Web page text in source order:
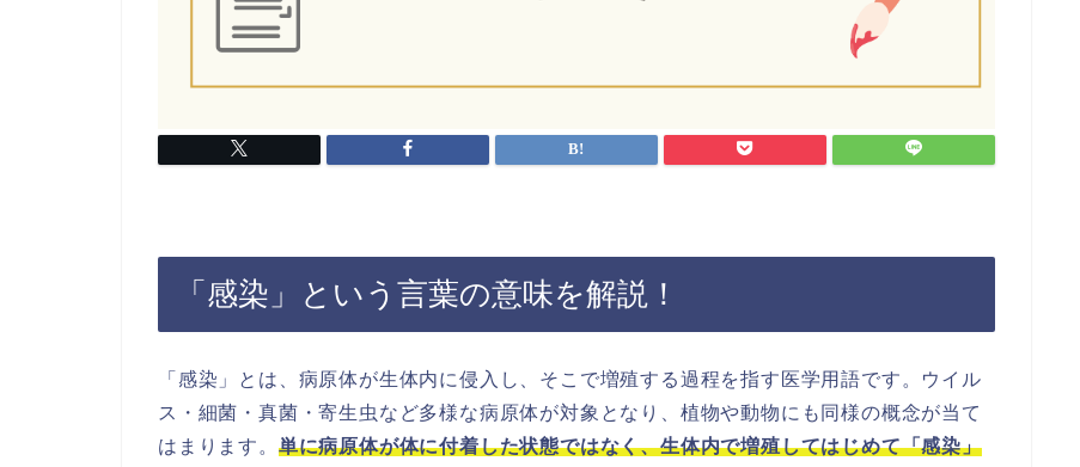
「感染」という言葉の意味を解説！
「感染」とは、病原体が生体内に侵入し、そこで増殖する過程を指す医学用語です。ウイル
ス・細菌・真菌・寄生虫など多様な病原体が対象となり、植物や動物にも同様の概念が当て
はまります。 単に病原体が体に付着した状態ではなく、生体内で増殖してはじめて「感染」